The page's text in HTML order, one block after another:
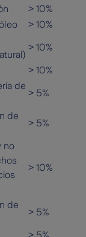
> 10%
> 10%
> 10%
> 10%
de
> 5%
de
> 5%
no
> 10%
de
> 5%
> 5%